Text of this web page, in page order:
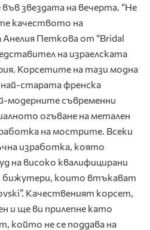
звездата на вечерта. “Не
качеството на
Петкова от “Bridal
на израелската
Корсетите на тази модна
старата френска
модерните съвременни
огъване на метален
на мострите. Всеки
изработка, която
на високо квалифицирани
бижутери, които втъкават
Качественият корсет,
и ще ви прилепне като
който не се поддава на